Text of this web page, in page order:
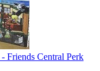
Friends Central Perk